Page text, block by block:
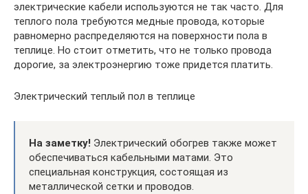
электрические кабели используются не так часто. Для
теплого пола требуются медные провода, которые
равномерно распределяются на поверхности пола в
теплице. Но стоит отметить, что не только провода
дорогие, за электроэнергию тоже придется платить.
Электрический теплый пол в теплице
На заметку! Электрический обогрев также может
обеспечиваться кабельными матами. Это
специальная конструкция, состоящая из
металлической сетки и проводов.